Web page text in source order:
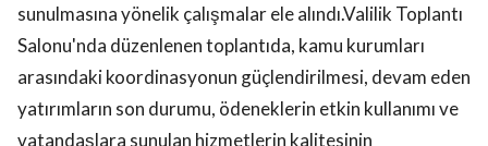
sunulmasına yönelik çalışmalar ele alındı.Valilik Toplantı
Salonu'nda düzenlenen toplantıda, kamu kurumları
arasındaki koordinasyonun güçlendirilmesi, devam eden
yatırımların son durumu, ödeneklerin etkin kullanımı ve
vatandaşlara sunulan hizmetlerin kalitesinin